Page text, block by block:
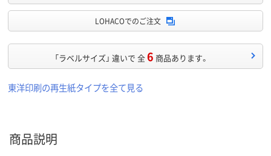
LOHACOでのご注文
「ラベルサイズ」 違いで 全6 商品あります。
東洋印刷の再生紙タイプを全て見る
商品説明